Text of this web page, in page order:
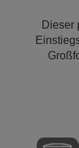
Dieser